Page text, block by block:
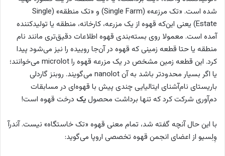
شده است. «تک مرزعه» (Single Farm) و «تک منطقه» (Single
Estate) یعنی این‌که قهوه از یک مزرعه، کارخانه، منطقه یا تولیدکننده
آمده است. معمولا روی بسته‌بندی قهوه اطلاعات دقیق‌تری مانند نام
منطقه یا حتا قطعه زمینی که قهوه در آن‌جا روییده را نیز می‌شود پیدا
کرد. این قطعه زمین مشخص در یک مزرعه قهوه را microlot می‌خوانند؛
یا اگر بسیار محدودتر باشد به آن nanolot می‌گویند. روبنز گاردلی
باریستای نام‌آشنای ایتالیایی چندی پیش با قهوه‌ای در مسابقات
دم‌آوری شرکت کرد که تنها برداشت محصولیک درخت قهوه است!
با این حال آنچه گفته شد، تمام معنی قهوه «تک خاستگاه» نیست. آندرآ
وِلِسیو از اعضای انجمن قهوه تخصصی اروپا می‌گوید: